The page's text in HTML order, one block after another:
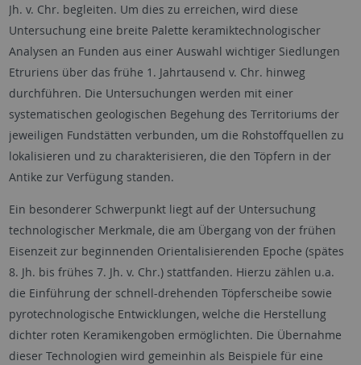
Jh. v. Chr. begleiten. Um dies zu erreichen, wird diese
Untersuchung eine breite Palette keramiktechnologischer
Analysen an Funden aus einer Auswahl wichtiger Siedlungen
Etruriens über das frühe 1. Jahrtausend v. Chr. hinweg
durchführen. Die Untersuchungen werden mit einer
systematischen geologischen Begehung des Territoriums der
jeweiligen Fundstätten verbunden, um die Rohstoffquellen zu
lokalisieren und zu charakterisieren, die den Töpfern in der
Antike zur Verfügung standen.
Ein besonderer Schwerpunkt liegt auf der Untersuchung
technologischer Merkmale, die am Übergang von der frühen
Eisenzeit zur beginnenden Orientalisierenden Epoche (spätes
8. Jh. bis frühes 7. Jh. v. Chr.) stattfanden. Hierzu zählen u.a.
die Einführung der schnell-drehenden Töpferscheibe sowie
pyrotechnologische Entwicklungen, welche die Herstellung
dichter roten Keramikengoben ermöglichten. Die Übernahme
dieser Technologien wird gemeinhin als Beispiele für eine